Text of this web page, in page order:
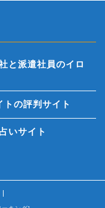
と派遣社員のイロ
の評判サイト
いサイト